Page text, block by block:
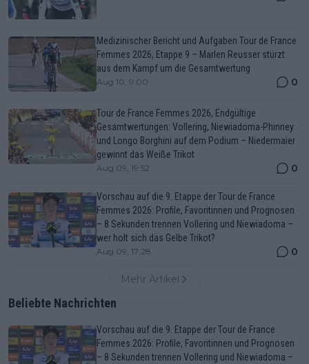
Medizinischer Bericht und Aufgaben Tour de France
Femmes 2026, Etappe 9 – Marlen Reusser stürzt
aus dem Kampf um die Gesamtwertung
Aug 10, 9:00 0
Tour de France Femmes 2026, Endgültige
Gesamtwertungen: Vollering, Niewiadoma-Phinney
und Longo Borghini auf dem Podium – Niedermaier
gewinnt das Weiße Trikot
Aug 09, 19:52 0
Vorschau auf die 9. Etappe der Tour de France
Femmes 2026: Profile, Favoritinnen und Prognosen
– 8 Sekunden trennen Vollering und Niewiadoma –
wer holt sich das Gelbe Trikot?
Aug 09, 17:28 0
Mehr Artikel
Beliebte Nachrichten
Vorschau auf die 9. Etappe der Tour de France
Femmes 2026: Profile, Favoritinnen und Prognosen
– 8 Sekunden trennen Vollering und Niewiadoma –